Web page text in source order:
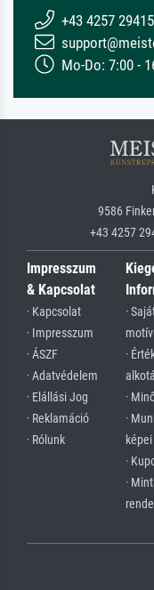
+43 4257 29415
Mo-Do: 7:00 -
9586
+43 4257
Impresszum
& Kapcsolat
· Kapcsolat
· Impresszum
· ÁSZF
· Adatvédelem
· Elállási Jog
· Reklamáció
· Rólunk
·
·
·
·
képei
·
·